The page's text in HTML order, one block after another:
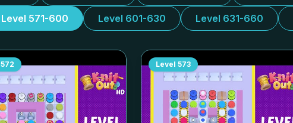
Level 571-600 Level 601-630 Level 631-660
572 Level 573